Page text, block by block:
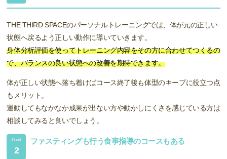
THE THIRD SPACEのパーソナルトレーニングでは、体が元の正しい
状態へ戻るよう正しい動作に導いていきます。
身体分析評価を使ってトレーニング内容をその方に合わせてつくるの
で、バランスの良い状態への改善を期待できます。
体が正しい状態へ落ち着けばコース終了後も体型のキープに役立つ点
もメリット。
運動してもなかなか成果が出ない方や動かしにくさを感じている方は
相談してみると良いでしょう。
Point
2
ファスティングも行う食事指導のコースもある